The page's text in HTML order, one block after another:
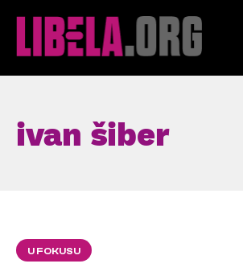
ivan šiber
U FOKUSU